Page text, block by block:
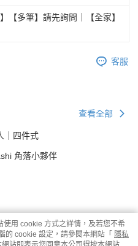
【多筆】請先詢問｜【全家】
客服
查看全部
｜四件式
角落小夥伴
用 cookie 方式之詳情，及若您不希
的 cookie 設定，請參閱本網站「 隱私